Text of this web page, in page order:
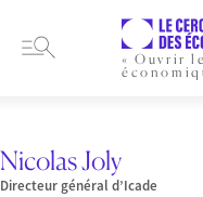
« Ouvrir
Nicolas Joly
Directeur général d’Icade